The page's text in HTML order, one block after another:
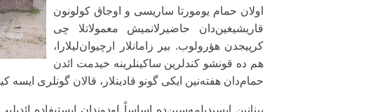
اولان حمام یومورتا ساریسی و اوجاق کولونون
قاریشیغین‌دان حاضیرلانمیش معمولاتلا چی
کرپیجدن هؤرولوب. بیر زامانلار ارچیوان‌لیلارا،
هم ده قونشو کندلرین ساکینلرینه خیدمت ائد‌ن
حمام‌دان هفته‌نین ایکی گونو قادینلار، قالان گونلری ایسه
بینانین ایسیدیلمه‌سین‌ده اساساً اودوندان ایستیفاده